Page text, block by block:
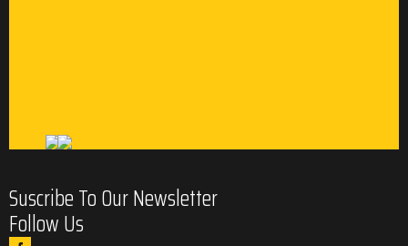
Suscribe To Our Newsletter
Follow Us